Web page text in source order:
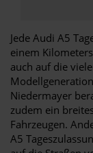
Jede Audi A5
einem
auch auf die
Niedermayer
zudem ein
Fahrzeugen.
A5